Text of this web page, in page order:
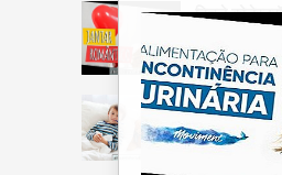
निचले
बचपन का
और उपचार